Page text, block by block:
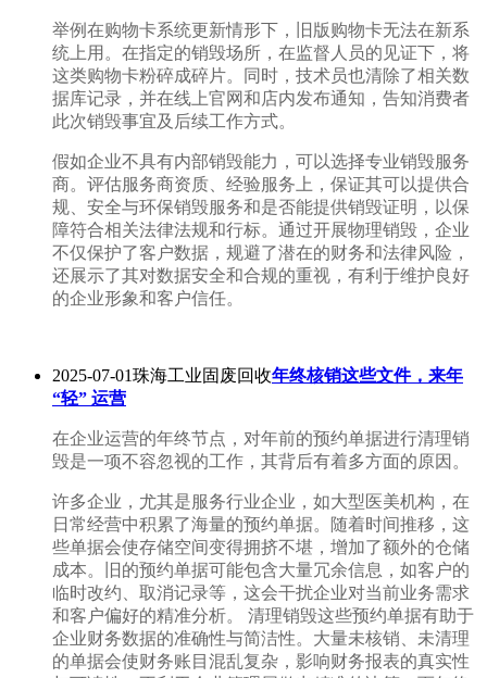
举例在购物卡系统更新情形下，旧版购物卡无法在新系
统上用。在指定的销毁场所，在监督人员的见证下，将
这类购物卡粉碎成碎片。同时，技术员也清除了相关数
据库记录，并在线上官网和店内发布通知，告知消费者
此次销毁事宜及后续工作方式。
假如企业不具有内部销毁能力，可以选择专业销毁服务
商。评估服务商资质、经验服务上，保证其可以提供合
规、安全与环保销毁服务和是否能提供销毁证明，以保
障符合相关法律法规和行标。通过开展物理销毁，企业
不仅保护了客户数据，规避了潜在的财务和法律风险，
还展示了其对数据安全和合规的重视，有利于维护良好
的企业形象和客户信任。
2025-07-01珠海工业固废回收年终核销这些文件，来年
“轻” 运营
在企业运营的年终节点，对年前的预约单据进行清理销
毁是一项不容忽视的工作，其背后有着多方面的原因。
许多企业，尤其是服务行业企业，如大型医美机构，在
日常经营中积累了海量的预约单据。随着时间推移，这
些单据会使存储空间变得拥挤不堪，增加了额外的仓储
成本。旧的预约单据可能包含大量冗余信息，如客户的
临时改约、取消记录等，这会干扰企业对当前业务需求
和客户偏好的精准分析。 清理销毁这些预约单据有助于
企业财务数据的准确性与简洁性。大量未核销、未清理
的单据会使财务账目混乱复杂，影响财务报表的真实性